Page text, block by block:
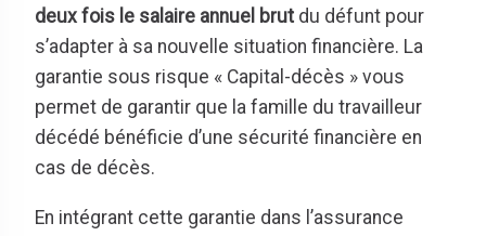
deux fois le salaire annuel brut du défunt pour
s’adapter à sa nouvelle situation financière. La
garantie sous risque « Capital-décès » vous
permet de garantir que la famille du travailleur
décédé bénéficie d’une sécurité financière en
cas de décès.
En intégrant cette garantie dans l’assurance